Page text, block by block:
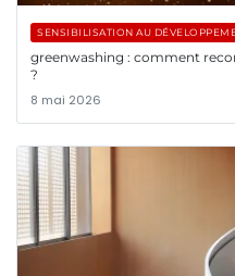
SENSIBILISATION AU
greenwashing : comment
?
8 mai 2026